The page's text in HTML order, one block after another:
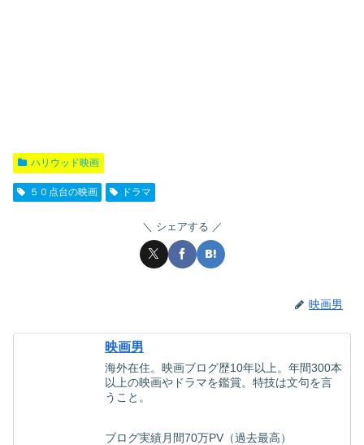
ハリウッド映画
５０点台の映画 ドラマ
シェアする
映画男
映画男
海外在住。映画ブログ歴10年以上。年間300本
以上の映画やドラマを鑑賞。特技は文句を言
うこと。
ブログ実績月間70万PV（過去最高）